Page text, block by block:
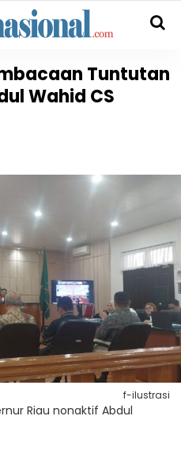
Tuntutan
Wahid CS
f-ilustrasi
Riau nonaktif Abdul